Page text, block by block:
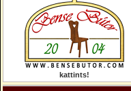
kattints!